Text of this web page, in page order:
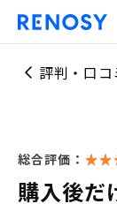
評判・口
総合評価：
購入後だ